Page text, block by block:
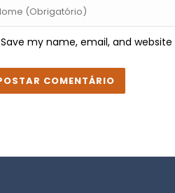
Save my name, email, and